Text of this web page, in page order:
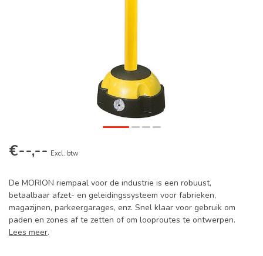
€--,-- Excl. btw
De MORION riempaal voor de industrie is een robuust,
betaalbaar afzet- en geleidingssysteem voor fabrieken,
magazijnen, parkeergarages, enz. Snel klaar voor gebruik om
paden en zones af te zetten of om looproutes te ontwerpen.
Lees meer.